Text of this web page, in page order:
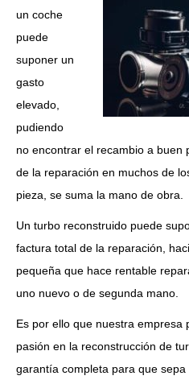
un coche
puede
suponer un
gasto
elevado,
pudiendo
no encontrar el recambio a buen
de la reparación en muchos de
pieza, se suma la mano de obra.
Un turbo reconstruido puede
factura total de la reparación,
pequeña que hace rentable
uno nuevo o de segunda mano.
Es por ello que nuestra empresa
pasión en la reconstrucción de
garantía completa para que